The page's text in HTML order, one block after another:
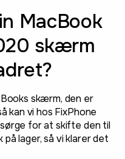
MacBook
skærm
skærm, den er
kan vi hos FixPhone
for at skifte den til
lager, så vi klarer det